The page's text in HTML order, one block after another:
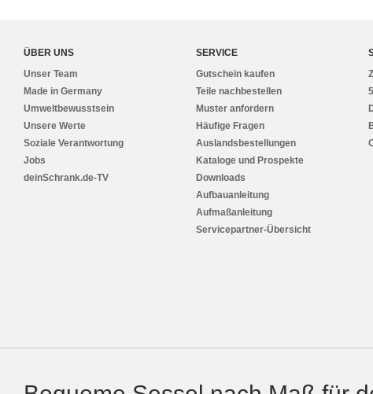
ÜBER UNS
Unser Team
Made in Germany
Umweltbewusstsein
Unsere Werte
Soziale Verantwortung
Jobs
deinSchrank.de-TV
SERVICE
Gutschein kaufen
Teile nachbestellen
Muster anfordern
Häufige Fragen
Auslandsbestellungen
Kataloge und Prospekte
Downloads
Aufbauanleitung
Aufmaßanleitung
Servicepartner-Übersicht